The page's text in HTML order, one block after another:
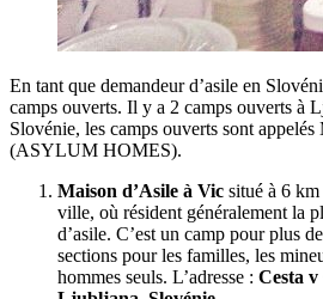
En tant que demandeur d’asile en
camps ouverts. Il y a 2 camps ouverts à
Slovénie, les camps ouverts sont
(ASYLUM HOMES).
Maison d’Asile à Vic situé à 6
ville, où résident généralement la
d’asile. C’est un camp pour plus
sections pour les familles, les
hommes seuls. L’adresse : Cesta v